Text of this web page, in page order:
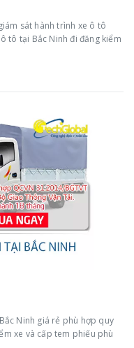
sát hành trình xe ô tô
tô tại Bắc Ninh đi đăng kiểm
Ninh giá rẻ phù hợp quy
xe và cấp tem phiếu phù